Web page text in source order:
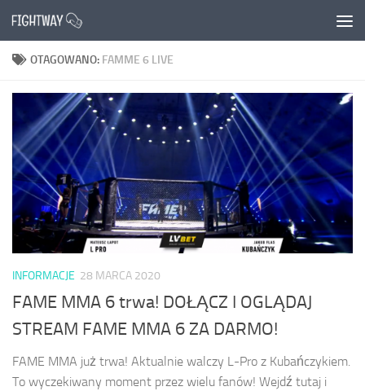
Przejdź do treści
OTAGOWANO: FAMME 6 LIVE
INFORMACJE 28 MARCA 2020
FAME MMA 6 trwa! DOŁĄCZ I OGLĄDAJ
STREAM FAME MMA 6 ZA DARMO!
FAME MMA już trwa! Aktualnie walczy L-Pro z Kubańczykiem.
To wyczekiwany moment przez wielu fanów! Wejdź tutaj i